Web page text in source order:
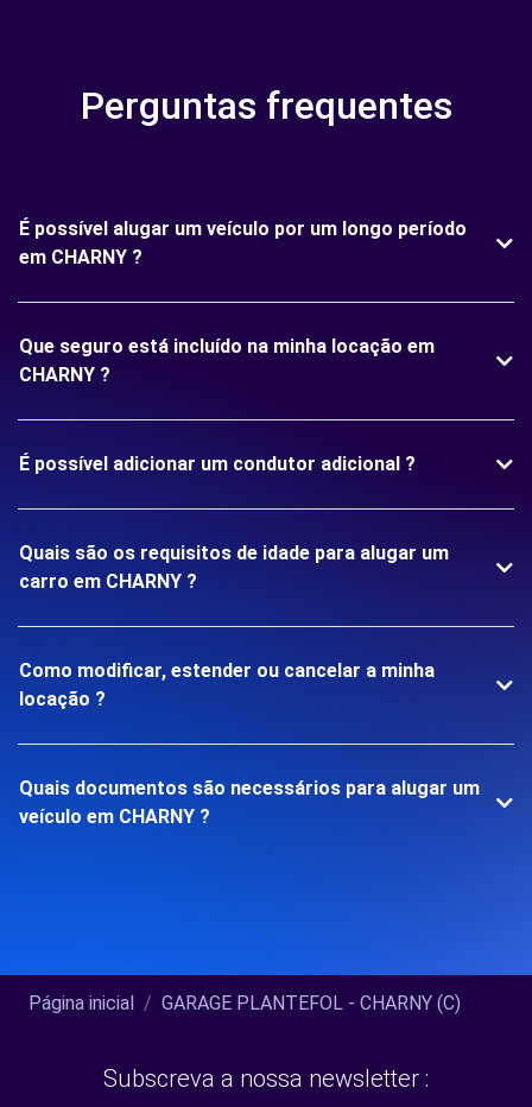
Perguntas frequentes
É possível alugar um veículo por um longo período
em CHARNY ?
Que seguro está incluído na minha locação em
CHARNY ?
É possível adicionar um condutor adicional ?
Quais são os requisitos de idade para alugar um
carro em CHARNY ?
Como modificar, estender ou cancelar a minha
locação ?
Quais documentos são necessários para alugar um
veículo em CHARNY ?
Página inicial GARAGE PLANTEFOL - CHARNY (C)
Subscreva a nossa newsletter :